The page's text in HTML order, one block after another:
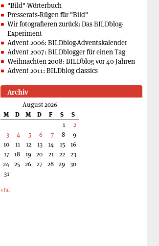
"Bild"-Wörterbuch
Presserats-Rügen für "Bild"
Wir fotografieren zurück: Das BILDblog-
Experiment
Advent 2006: BILDblog-Adventskalender
Advent 2007: BILDblogger für einen Tag
Weihnachten 2008: BILDblog vor 40 Jahren
Advent 2011: BILDblog classics
Archiv
August 2026
M
D M D F S
S
1
2
3
4 5 6 7 8
9
10
11 12 13 14 15
16
17 18 19 20 21 22
23
24 25 26 27 28 29 30
31
« Jul